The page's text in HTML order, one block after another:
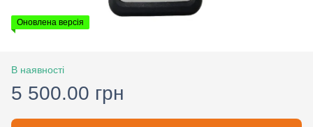
Оновлена версія
В наявності
5 500.00 грн